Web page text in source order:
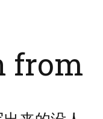
from